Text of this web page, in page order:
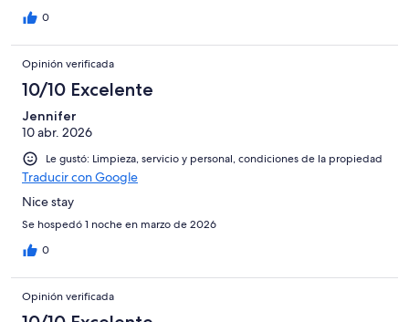
0
Opinión verificada
10/10 Excelente
Jennifer
10 abr. 2026
Le gustó: Limpieza, servicio y personal, condiciones de la propiedad
Traducir con Google
Nice stay
Se hospedó 1 noche en marzo de 2026
0
Opinión verificada